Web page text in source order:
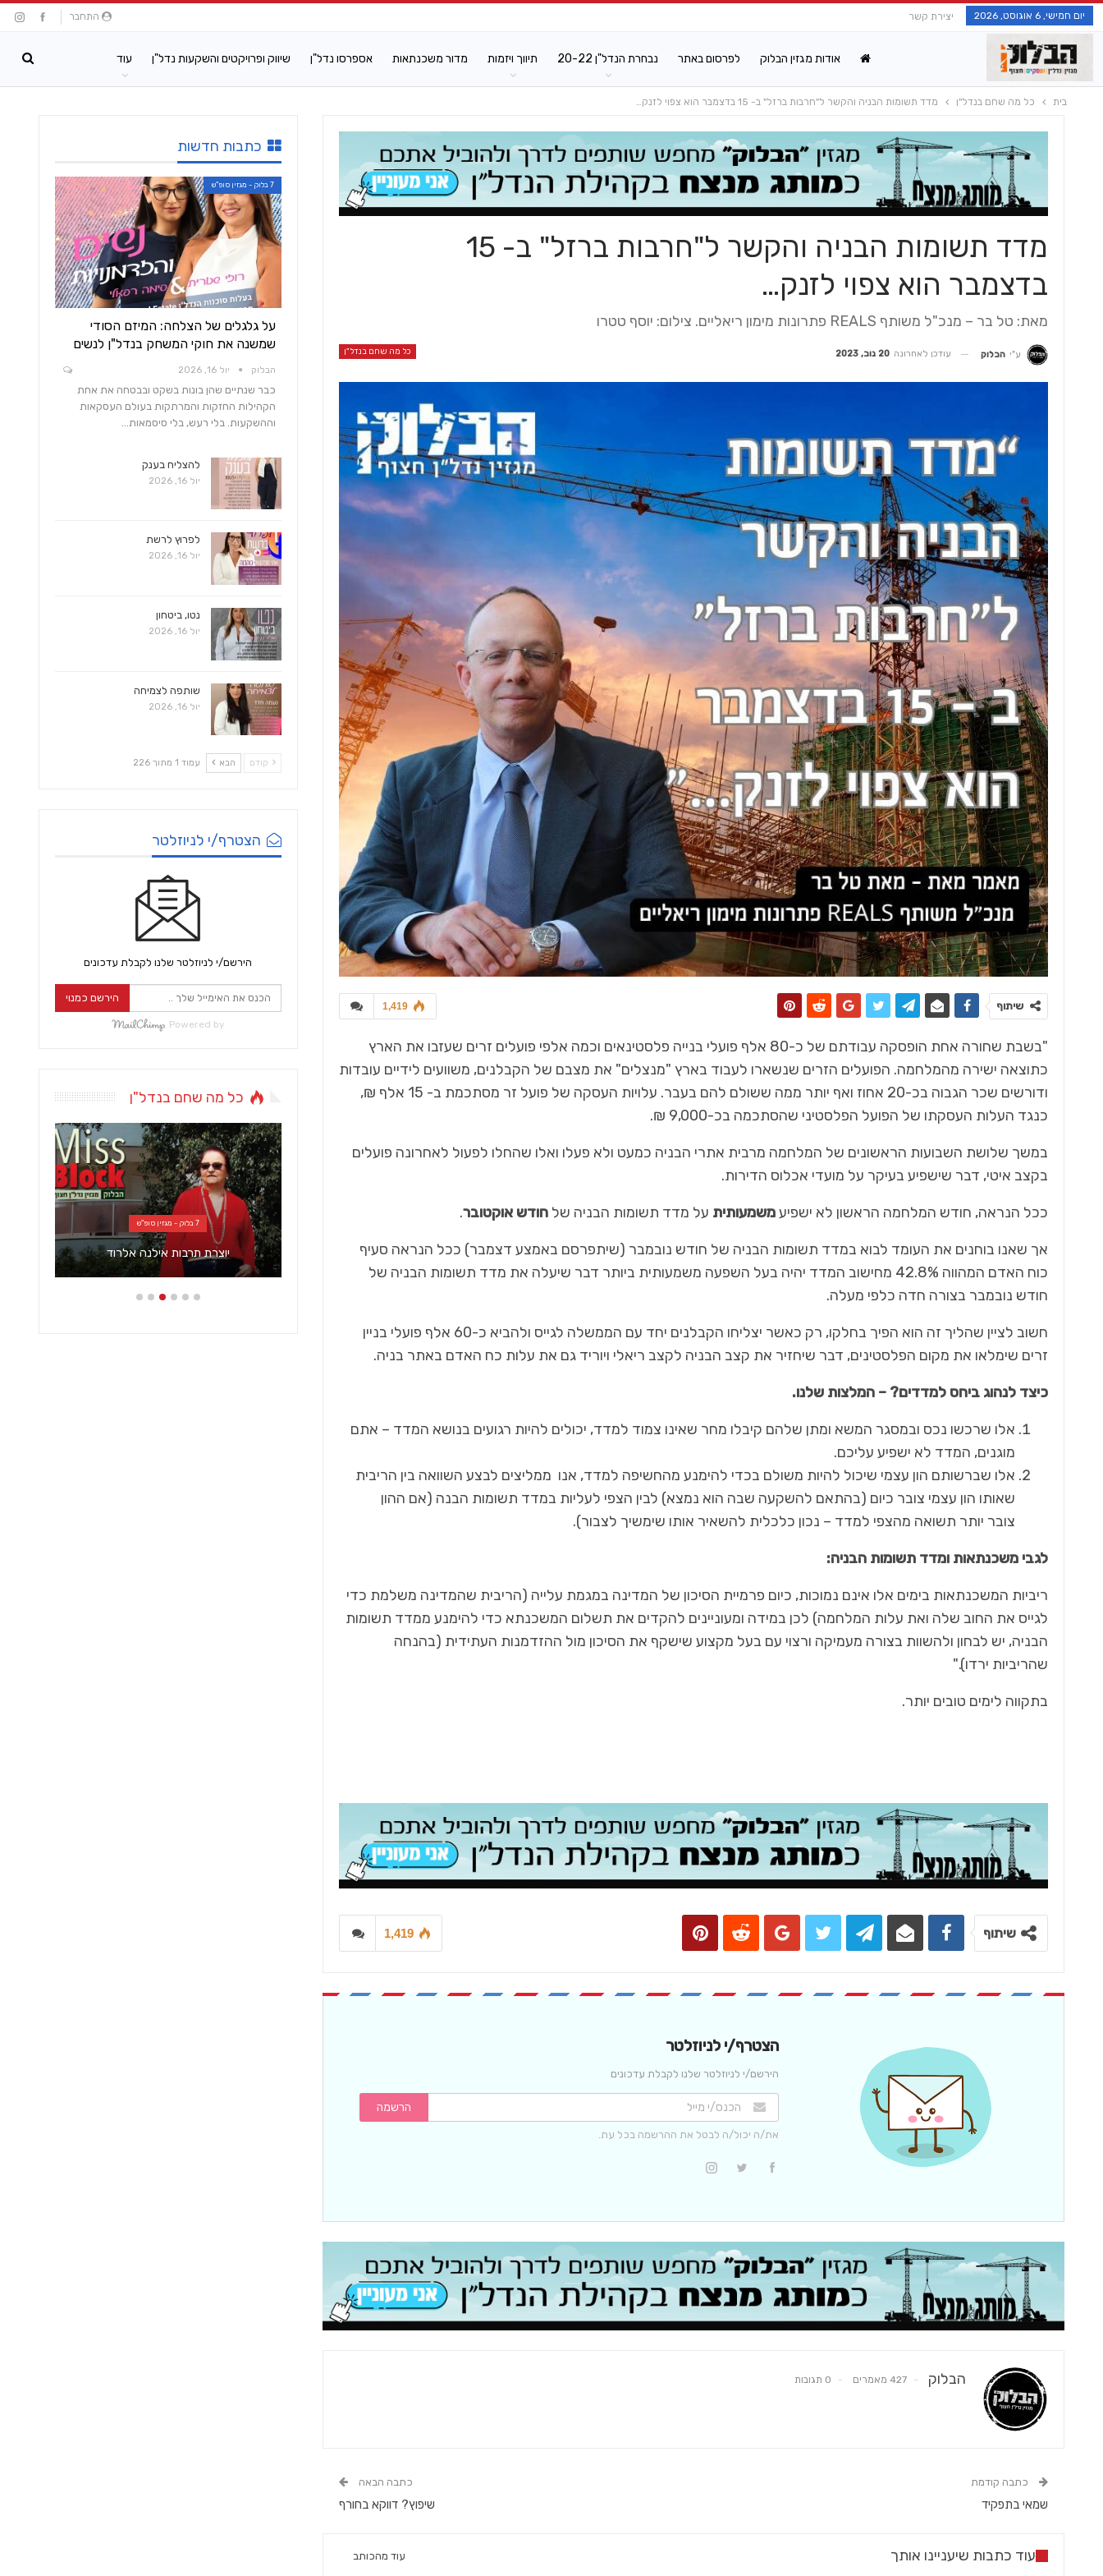
התחבר יום חמישי, 6 אוגוסט, 2026 יצירת קשר
אודות מגזין הבלוק לפרסום באתר נבחרת הנדל"ן 20-22 תיווך ויזמות מדור משכנתאות אספרסו נדל"ן שיווק ופרויקטים והשקעות נדל"ן עוד
בית כל מה שחם בנדל"ן מדד תשומות הבניה והקשר ל"חרבות ברזל" ב- 15 בדצמבר הוא צפוי לזנק…
מדד תשומות הבניה והקשר ל"חרבות ברזל" ב- 15
בדצמבר הוא צפוי לזנק…
מאת: טל בר – מנכ"ל משותף REALS פתרונות מימון ריאליים. צילום: יוסף טטרו
כל מה שחם בנדל"ן ע"י הבלוק עודכן לאחרונה 20 נוב, 2023
1,419 שיתוף
"בשבת שחורה אחת הופסקה עבודתם של כ-80 אלף פועלי בנייה פלסטינאים וכמה אלפי פועלים זרים שעזבו את הארץ
כתוצאה ישירה מהמלחמה. הפועלים הזרים שנשארו לעבוד בארץ "מנצלים" את מצבם של הקבלנים, משוועים לידיים עובדות
ודורשים שכר הגבוה בכ-20 אחוז ואף יותר ממה ששולם להם בעבר. עלויות העסקה של פועל זר מסתכמת ב- 15 אלף ₪,
כנגד העלות העסקתו של הפועל הפלסטיני שהסתכמה בכ-9,000 ₪.
במשך שלושת השבועות הראשונים של המלחמה מרבית אתרי הבניה כמעט ולא פעלו ואלו שהחלו לפעול לאחרונה פועלים
בקצב איטי, דבר שישפיע בעיקר על מועדי אכלוס הדירות.
ככל הנראה, חודש המלחמה הראשון לא ישפיעמשמעותית על מדד תשומות הבניה של חודש אוקטובר.
אך שאנו בוחנים את העומד לבוא במדד תשומות הבניה של חודש נובמבר (שיתפרסם באמצע דצמבר) ככל הנראה סעיף
כוח האדם המהווה 42.8% מחישוב המדד יהיה בעל השפעה משמעותית ביותר דבר שיעלה את מדד תשומות הבניה של
חודש נובמבר בצורה חדה כלפי מעלה.
חשוב לציין שהליך זה הוא הפיך בחלקו, רק כאשר יצליחו הקבלנים יחד עם הממשלה לגייס ולהביא כ-60 אלף פועלי בניין
זרים שימלאו את מקום הפלסטינים, דבר שיחזיר את קצב הבניה לקצב ריאלי ויוריד גם את עלות כח האדם באתר בניה.
כיצד לנהוג ביחס למדדים? – המלצות שלנו.
אלו שרכשו נכס ובמסגר המשא ומתן שלהם קיבלו מחר שאינו צמוד למדד, יכולים להיות רגועים בנושא המדד – אתם
מוגנים, המדד לא ישפיע עליכם.
אלו שברשותם הון עצמי שיכול להיות משולם בכדי להימנע מהחשיפה למדד, אנו ממליצים לבצע השוואה בין הריבית
שאותו הון עצמי צובר כיום (בהתאם להשקעה שבה הוא נמצא) לבין הצפי לעליות במדד תשומות הבנה (אם ההון
צובר יותר תשואה מהצפי למדד – נכון כלכלית להשאיר אותו שימשיך לצבור).
לגבי משכנתאות ומדד תשומות הבניה:
ריביות המשכנתאות בימים אלו אינם נמוכות, כיום פרמיית הסיכון של המדינה במגמת עלייה (הריבית שהמדינה משלמת כדי
לגייס את החוב שלה ואת עלות המלחמה) לכן במידה ומעוניינים להקדים את תשלום המשכנתא כדי להימנע ממדד תשומות
הבניה, יש לבחון ולהשוות בצורה מעמיקה ורצוי עם בעל מקצוע שישקף את הסיכון מול ההזדמנות העתידית (בהנחה
שהריביות ירדו)."
בתקווה לימים טובים יותר.
1,419 שיתוף
הצטרף/י לניוזלטר
הירשם/י לניוזלטר שלנו לקבלת עדכונים
הרשמה
את/ה יכול/ה לבטל את ההרשמה בכל עת.
הבלוק 427 מאמרים 0 תגובות
כתבה קודמת
שמאי בתפקיד
כתבה הבאה
שיפוץ? דווקא בחורף
עוד כתבות שיעניינו אותך עוד מהכותב
כתבות חדשות
7 בלוק - מגזין סופ"ש
על גלגלים של הצלחה: המיזם הסודי
שמשנה את חוקי המשחק בנדל"ן לנשים
הבלוק יול 16, 2026
כבר שנתיים שהן בונות בשקט ובבטחה את אחת
הקהילות החזקות והמרתקות בעולם העסקאות
וההשקעות. בלי רעש, בלי סיסמאות…
להצליח בענק
יול 16, 2026
לפרוץ לרשת
יול 16, 2026
נטו, ביטחון
יול 16, 2026
שותפה לצמיחה
יול 16, 2026
קודם הבא עמוד 1 מתוך 226
הצטרף/י לניוזלטר
הירשם/י לניוזלטר שלנו לקבלת עדכונים
הירשם כמנוי
Powered by
כל מה שחם בנדל"ן
ברק בעיניים הפלגה נדל"נית בתל אביב שוק הנדל"ן לאן?
7 בלוק - מגזין סופ"ש
יוצרת תרבות אילנה אלרוד